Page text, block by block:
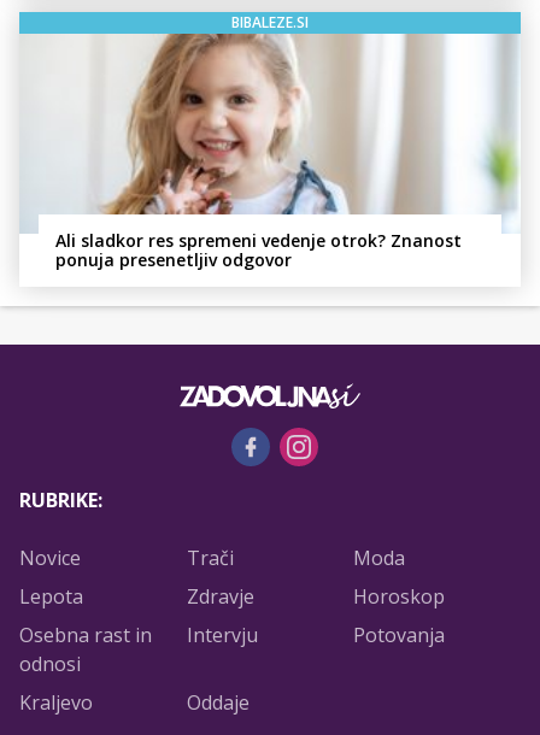
BIBALEZE.SI
Ali sladkor res spremeni vedenje otrok? Znanost
ponuja presenetljiv odgovor
RUBRIKE:
Novice Trači
Moda
Lepota
Zdravje
Horoskop
Osebna rast in
odnosi
Intervju Potovanja
Kraljevo Oddaje